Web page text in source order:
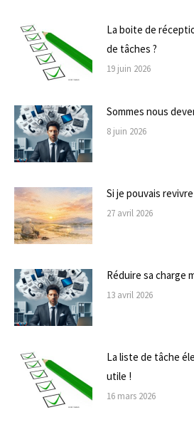
La boite de
de tâches ?
19 juin 2026
Sommes nous
8 juin 2026
Si je pouvais
27 avril 2026
Réduire sa charge
13 avril 2026
La liste de tâche
utile !
16 mars 2026